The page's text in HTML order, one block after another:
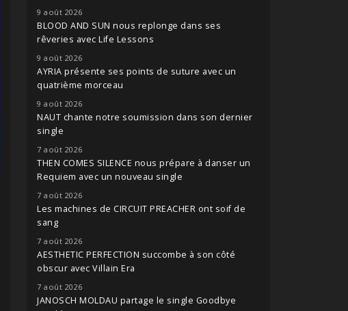
9 août 2026
BLOOD AND SUN nous replonge dans ses
rêveries avec Life Lessons
9 août 2026
AYRIA présente ses points de suture avec un
quatrième morceau
9 août 2026
NAUT chante notre soumission dans son dernier
single
7 août 2026
THEN COMES SILENCE nous prépare à danser un
Requiem avec un nouveau single
7 août 2026
Les machines de CIRCUIT PREACHER ont soif de
sang
7 août 2026
AESTHETIC PERFECTION succombe à son côté
obscur avec Villain Era
7 août 2026
JANOSCH MOLDAU partage le single Goodbye